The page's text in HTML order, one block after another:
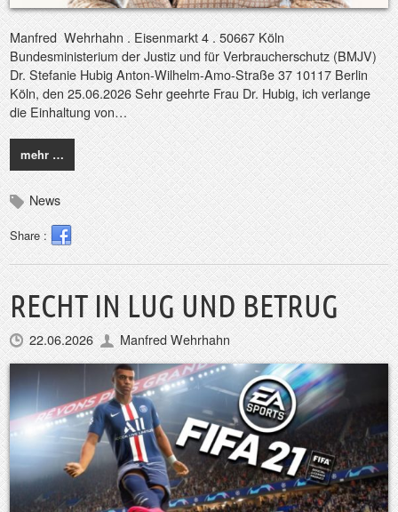
Manfred Wehrhahn . Eisenmarkt 4 . 50667 Köln
Bundesministerium der Justiz und für Verbraucherschutz (BMJV)
Dr. Stefanie Hubig Anton-Wilhelm-Amo-Straße 37 10117 Berlin
Köln, den 25.06.2026 Sehr geehrte Frau Dr. Hubig, ich verlange
die Einhaltung von…
mehr …
News
Share :
RECHT IN LUG UND BETRUG
22.06.2026 Manfred Wehrhahn